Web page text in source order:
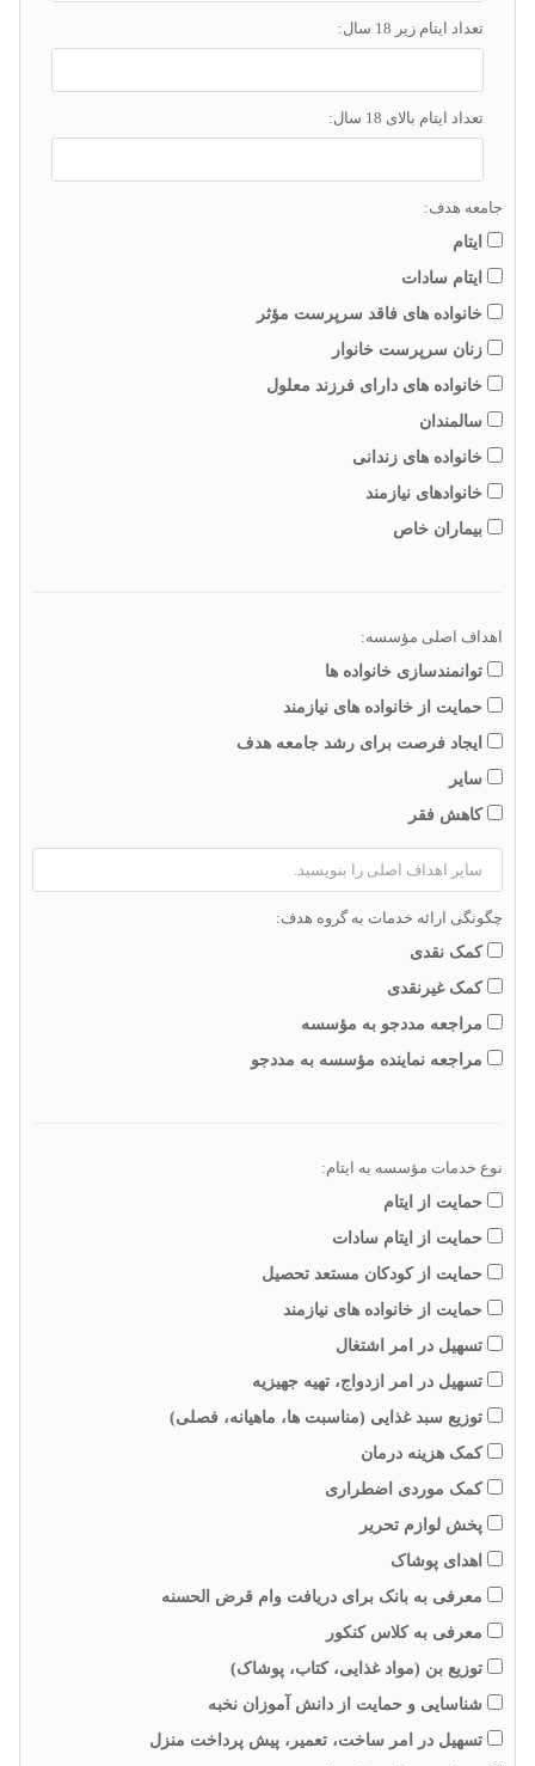
تعداد ایتام زیر 18 سال:
تعداد ایتام بالای 18 سال:
جامعه هدف:
ایتام
ایتام سادات
خانواده های فاقد سرپرست مؤثر
زنان سرپرست خانوار
خانواده های دارای فرزند معلول
سالمندان
خانواده های زندانی
خانوادهای نیازمند
بیماران خاص
اهداف اصلی مؤسسه:
توانمندسازی خانواده ها
حمایت از خانواده های نیازمند
ایجاد فرصت برای رشد جامعه هدف
سایر
کاهش فقر
چگونگی ارائه خدمات به گروه هدف:
کمک نقدی
کمک غیرنقدی
مراجعه مددجو به مؤسسه
مراجعه نماینده مؤسسه به مددجو
نوع خدمات مؤسسه به ایتام:
حمایت از ایتام
حمایت از ایتام سادات
حمایت از کودکان مستعد تحصیل
حمایت از خانواده های نیازمند
تسهیل در امر اشتغال
تسهیل در امر ازدواج، تهیه جهیزیه
توزیع سبد غذایی (مناسبت ها، ماهیانه، فصلی)
کمک هزینه درمان
کمک موردی اضطراری
پخش لوازم تحریر
اهدای پوشاک
معرفی به بانک برای دریافت وام قرض الحسنه
معرفی به کلاس کنکور
توزیع بن (مواد غذایی، کتاب، پوشاک)
شناسایی و حمایت از دانش آموزان نخبه
تسهیل در امر ساخت، تعمیر، پیش پرداخت منزل